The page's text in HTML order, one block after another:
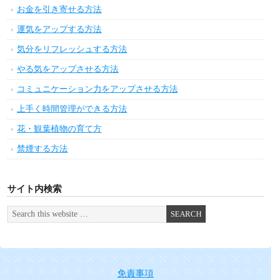
お金を引き寄せる方法
運気をアップする方法
気分をリフレッシュする方法
やる気をアップさせる方法
コミュニケーション力をアップさせる方法
上手く時間管理ができる方法
花・観葉植物の育て方
禁煙する方法
サイト内検索
免責事項